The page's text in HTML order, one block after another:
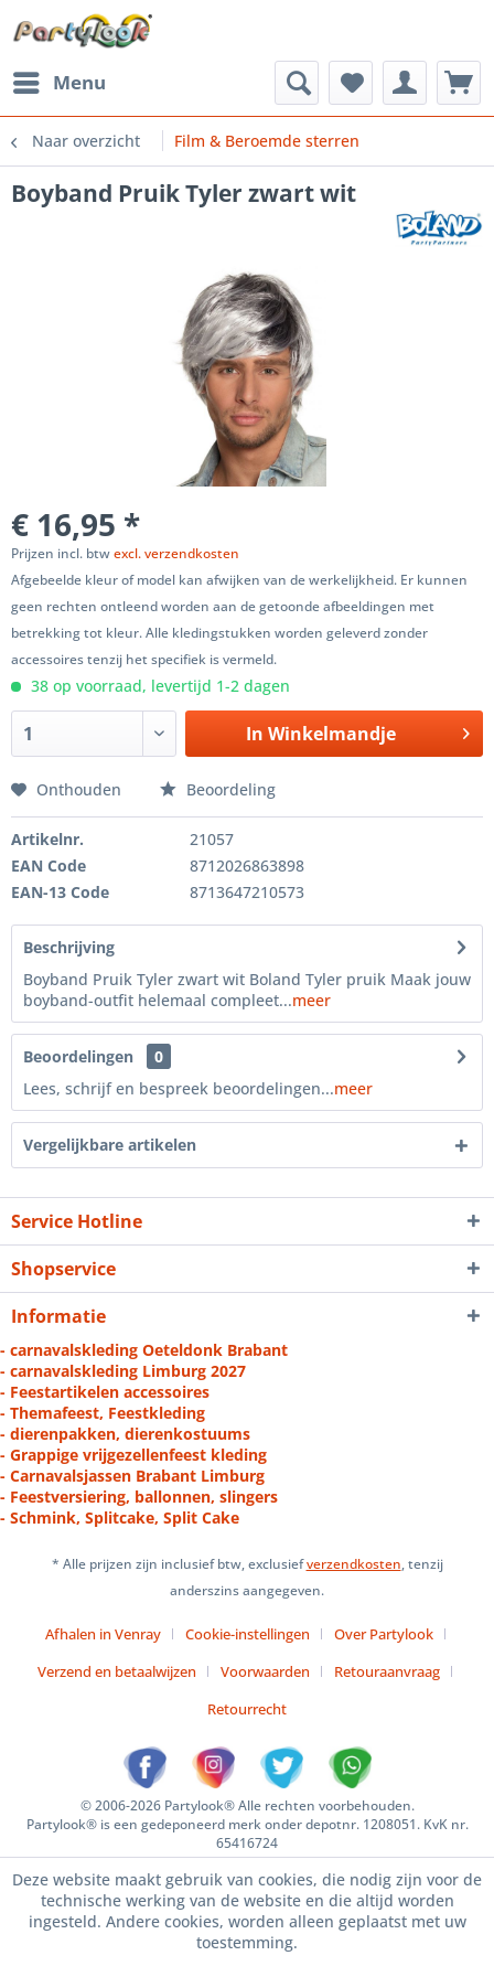
Menu
Naar overzicht Film & Beroemde sterren
Boyband Pruik Tyler zwart wit
€ 16,95 *
Prijzen incl. btwexcl. verzendkosten
Afgebeelde kleur of model kan afwijken van de werkelijkheid. Er kunnen
geen rechten ontleend worden aan de getoonde afbeeldingen met
betrekking tot kleur. Alle kledingstukken worden geleverd zonder
accessoires tenzij het specifiek is vermeld.
38 op voorraad, levertijd 1-2 dagen
In Winkelmandje
Onthouden Beoordeling
Artikelnr.
21057
EAN Code
8712026863898
EAN-13 Code
8713647210573
Beschrijving
Boyband Pruik Tyler zwart wit Boland Tyler pruik Maak jouw
boyband-outfit helemaal compleet...meer
Beoordelingen
0
Lees, schrijf en bespreek beoordelingen...meer
Vergelijkbare artikelen
Service Hotline
Shopservice
Informatie
- carnavalskleding Oeteldonk Brabant
- carnavalskleding Limburg 2027
- Feestartikelen accessoires
- Themafeest, Feestkleding
- dierenpakken, dierenkostuums
- Grappige vrijgezellenfeest kleding
- Carnavalsjassen Brabant Limburg
- Feestversiering, ballonnen, slingers
- Schmink, Splitcake, Split Cake
* Alle prijzen zijn inclusief btw, exclusiefverzendkosten, tenzij
anderszins aangegeven.
Afhalen in Venray Cookie-instellingen
Over Partylook
Verzend en betaalwijzen
Voorwaarden
Retouraanvraag
Retourrecht
© 2006-2026 Partylook® Alle rechten voorbehouden.
Partylook® is een gedeponeerd merk onder depotnr. 1208051. KvK nr.
65416724
Deze website maakt gebruik van cookies, die nodig zijn voor de
technische werking van de website en die altijd worden
ingesteld. Andere cookies, worden alleen geplaatst met uw
toestemming.